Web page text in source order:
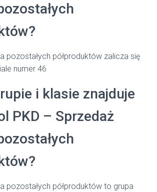
pozostałych półproduktów zalicza się
numer 46
i klasie znajduje
PKD – Sprzedaż
pozostałych półproduktów to grupa